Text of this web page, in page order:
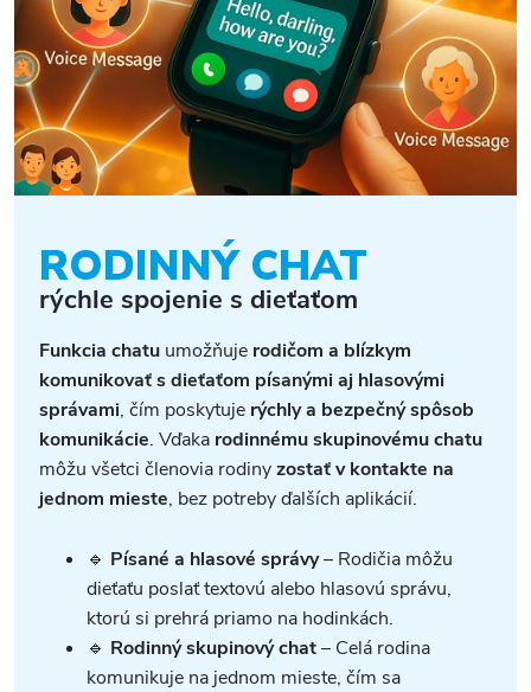
RODINNÝ CHAT
rýchle spojenie s dieťaťom
Funkcia chatu umožňuje rodičom a blízkym
komunikovať s dieťaťom písanými aj hlasovými
správami, čím poskytuje rýchly a bezpečný spôsob
komunikácie. Vďaka rodinnému skupinovému chatu
môžu všetci členovia rodinyzostať v kontakte na
jednom mieste, bez potreby ďalších aplikácií.
🔹 Písané a hlasové správy– Rodičia môžu
dieťaťu poslať textovú alebo hlasovú správu,
ktorú si prehrá priamo na hodinkách.
🔹 Rodinný skupinový chat– Celá rodina
komunikuje na jednom mieste, čím sa